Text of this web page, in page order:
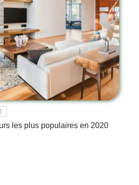
les plus populaires en 2020